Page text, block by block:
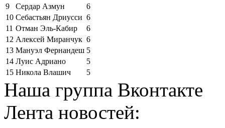
9
Сердар Азмун
6
10 Себастьян Дриусси 6
11 Отман Эль-Кабир
6
12 Алексей Миранчук 6
13 Мануэл Фернандеш 5
14 Луис Адриано
5
15 Никола Влашич 5
Наша группа Вконтакте
Лента новостей: